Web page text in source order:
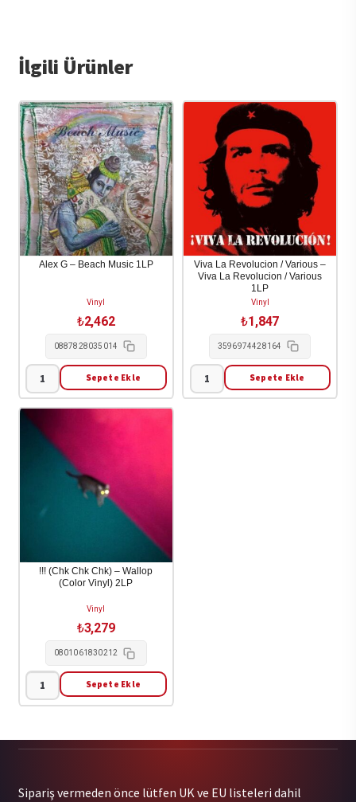
İlgili Ürünler
Alex G – Beach Music 1LP
Vinyl
₺2,462
0887828035014
Alex
G
Beach
Sepete Ekle
Viva La Revolucion / Various –
Viva La Revolucion / Various
1LP
Vinyl
₺1,847
3596974428164
Viva
Sepete Ekle
!!! (Chk Chk Chk) – Wallop
(Color Vinyl) 2LP
Vinyl
₺3,279
0801061830212
!!!
Chk)
Wallop
Sepete Ekle
Sipariş vermeden önce lütfen UK ve EU listeleri dahil